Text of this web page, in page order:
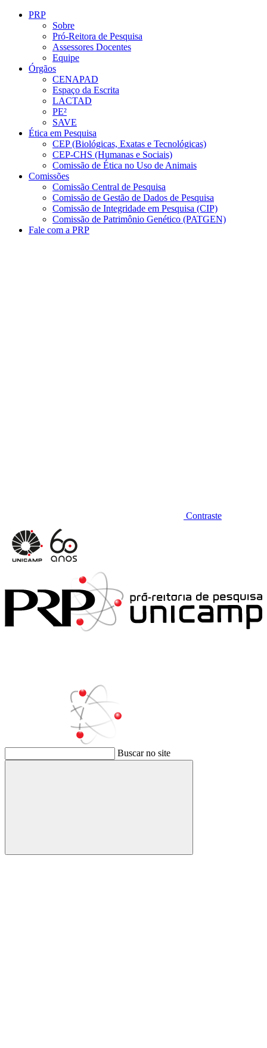
Conteúdo principal
PRP
Sobre
Pró-Reitora de Pesquisa
Assessores Docentes
Equipe
Órgãos
CENAPAD
Espaço da Escrita
LACTAD
PE²
SAVE
Ética em Pesquisa
CEP (Biológicas, Exatas e Tecnológicas)
CEP-CHS (Humanas e Sociais)
Comissão de Ética no Uso de Animais
Comissões
Comissão Central de Pesquisa
Comissão de Gestão de Dados de Pesquisa
Comissão de Integridade em Pesquisa (CIP)
Comissão de Patrimônio Genético (PATGEN)
Fale com a PRP
Contraste
Buscar no site
Buscar